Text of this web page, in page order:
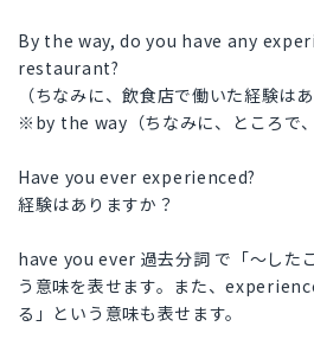
By the way, do you have any
restaurant?
（ちなみに、飲食店で働いた経験は
※by the way（ちなみに、ところで、
Have you ever experienced?
経験はありますか？
have you ever 過去分詞 で「〜した
う意味を表せます。また、
る」という意味も表せます。